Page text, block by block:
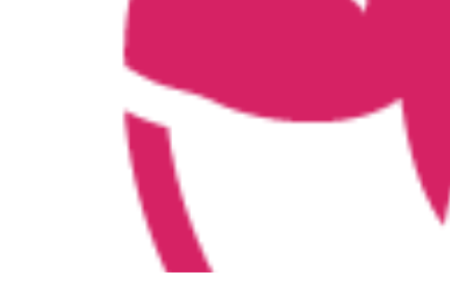
Gadgets & Tech
Huis & Tuin
Nieuws & Media